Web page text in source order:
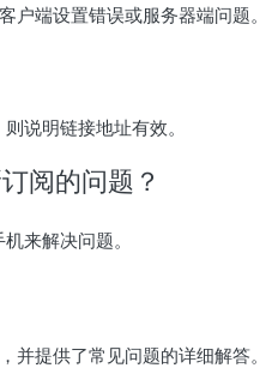
端设置错误或服务器端问题。
说明链接地址有效。
阅的问题？
来解决问题。
提供了常见问题的详细解答。